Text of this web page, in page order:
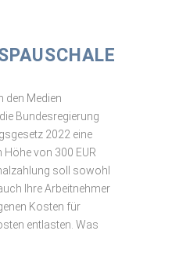
den Medien
Bundesregierung
2022 eine
von 300 EUR
soll sowohl
Ihre Arbeitnehmer
Kosten für
entlasten. Was